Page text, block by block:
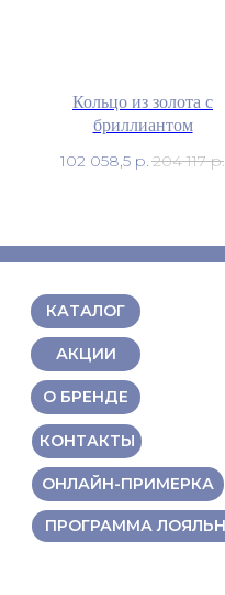
Кольцо из золота с
бриллиантом
102 058,5 р. 204 117 р.
КАТАЛОГ
АКЦИИ
О БРЕНДЕ
КОНТАКТЫ
ОНЛАЙН-ПРИМЕРКА
ПРОГРАММА